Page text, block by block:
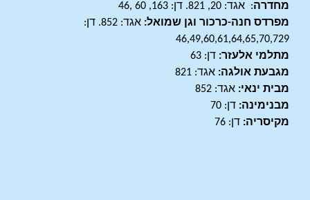
מחדרה: אגד: 20, 821. דן: 163, 60 ,46
מפרדס חנה-כרכור וגן שמואל:
אגד: 852. דן:
46,49,60,61,64,65,70,729
מתלמי אלעזר: דן: 63
מגבעת אולגה: אגד: 821
מבית ינאי: אגד: 852
מבנימינה: דן: 70
מקיסריה: דן: 76